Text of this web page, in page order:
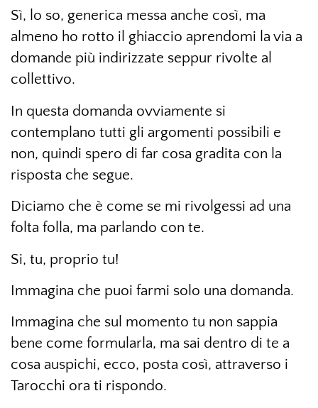
Sì, lo so, generica messa anche così, ma
almeno ho rotto il ghiaccio aprendomi la via a
domande più indirizzate seppur rivolte al
collettivo.
In questa domanda ovviamente si
contemplano tutti gli argomenti possibili e
non, quindi spero di far cosa gradita con la
risposta che segue.
Diciamo che è come se mi rivolgessi ad una
folta folla, ma parlando con te.
Si, tu, proprio tu!
Immagina che puoi farmi solo una domanda.
Immagina che sul momento tu non sappia
bene come formularla, ma sai dentro di te a
cosa auspichi, ecco, posta così, attraverso i
Tarocchi ora ti rispondo.